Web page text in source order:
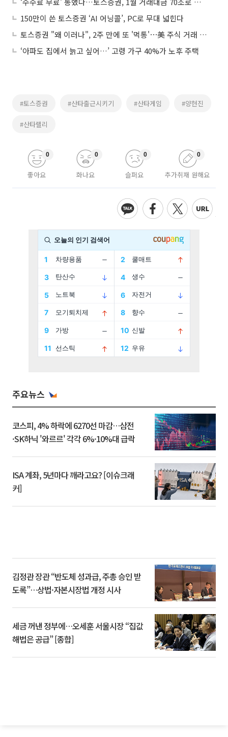
150만이 쓴 토스증권 ‘AI 어닝콜’, PC로 무대 넓힌다
토스증권 "왜 이러나", 2주 만에 또 '먹통'⋯美 주식 거래 중단에 서학개미 '분통'
‘아파도 집에서 늙고 싶어…’ 고령 가구 40%가 노후 주택
#토스증권 #산타출근시키기 #산타게임 #양현진
#산타랠리
좋아요
0
화나요
0
슬퍼요
0
추가취재 원해요
0
주요뉴스
코스피, 4% 하락에 6270선 마감…삼전
·SK하닉 '와르르' 각각 6%·10%대 급락
ISA 계좌, 5년마다 깨라고요? [이슈크래
커]
김정관 장관 “반도체 성과급, 주총 승인 받
도록”…상법·자본시장법 개정 시사
세금 꺼낸 정부에…오세훈 서울시장 “집값
해법은 공급” [종합]